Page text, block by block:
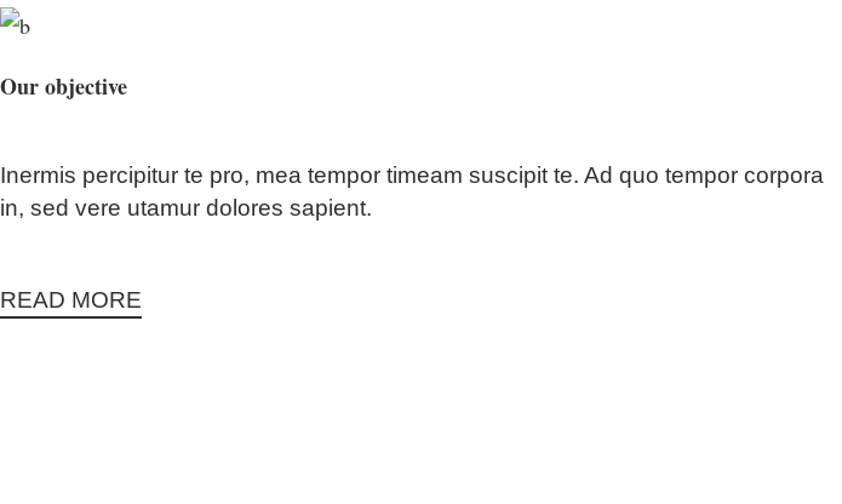
Our objective
Inermis percipitur te pro, mea tempor timeam suscipit te. Ad quo tempor corpora
in, sed vere utamur dolores sapient.
READ MORE